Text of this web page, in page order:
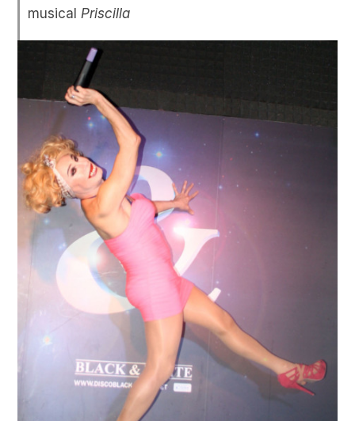
musical Priscilla